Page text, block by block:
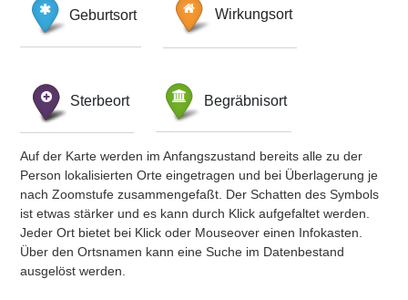
Geburtsort Wirkungsort
Sterbeort Begräbnisort
Auf der Karte werden im Anfangszustand bereits alle zu der
Person lokalisierten Orte eingetragen und bei Überlagerung je
nach Zoomstufe zusammengefaßt. Der Schatten des Symbols
ist etwas stärker und es kann durch Klick aufgefaltet werden.
Jeder Ort bietet bei Klick oder Mouseover einen Infokasten.
Über den Ortsnamen kann eine Suche im Datenbestand
ausgelöst werden.